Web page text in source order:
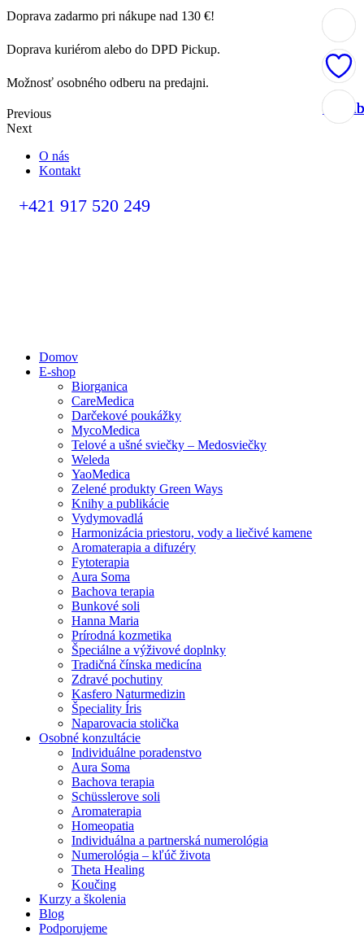
Doprava zadarmo pri nákupe nad 130 €!
Doprava kuriérom alebo do DPD Pickup.
Možnosť osobného odberu na predajni.
Previous
Next
O nás
Kontakt
+421 917 520 249
Domov
E-shop
Biorganica
CareMedica
Darčekové poukážky
MycoMedica
Telové a ušné sviečky – Medosviečky
Weleda
YaoMedica
Zelené produkty Green Ways
Knihy a publikácie
Vydymovadlá
Harmonizácia priestoru, vody a liečivé kamene
Aromaterapia a difuzéry
Fytoterapia
Aura Soma
Bachova terapia
Bunkové soli
Hanna Maria
Prírodná kozmetika
Špeciálne a výživové doplnky
Tradičná čínska medicína
Zdravé pochutiny
Kasfero Naturmedizin
Špeciality Íris
Naparovacia stolička
Osobné konzultácie
Individuálne poradenstvo
Aura Soma
Bachova terapia
Schüsslerove soli
Aromaterapia
Homeopatia
Individuálna a partnerská numerológia
Numerológia – kľúč života
Theta Healing
Koučing
Kurzy a školenia
Blog
Podporujeme